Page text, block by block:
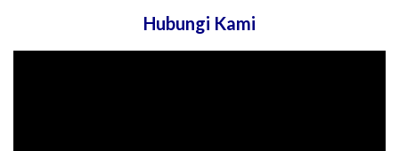
Hubungi Kami